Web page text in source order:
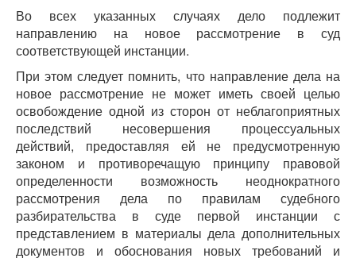
Во всех указанных случаях дело подлежит
направлению на новое рассмотрение в суд
соответствующей инстанции.
При этом следует помнить, что направление дела на
новое рассмотрение не может иметь своей целью
освобождение одной из сторон от неблагоприятных
последствий несовершения процессуальных
действий, предоставляя ей не предусмотренную
законом и противоречащую принципу правовой
определенности возможность неоднократного
рассмотрения дела по правилам судебного
разбирательства в суде первой инстанции с
представлением в материалы дела дополнительных
документов и обоснования новых требований и